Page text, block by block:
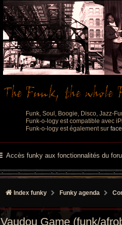
Funk, Soul, Boogie, Disco, Jazz-
Funk-o-logy est compatible avec
Funk-o-logy est également sur
Accès funky aux fonctionnalités du
Index funky Funky agenda
Vaudou Game (funk/